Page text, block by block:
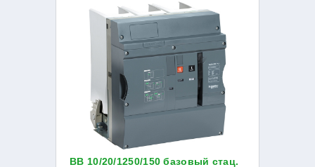
ВВ 10/20/1250/150 базовый стац.